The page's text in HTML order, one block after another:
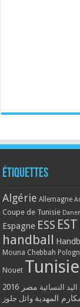
Étiquettes
Algérie Allemagne
Coupe de Tunisie
Espagne ESS EST
handball
Mouna Chebbah
Nouet Tunisie
النسائية مصر 2016
المهدية وائل جلوز